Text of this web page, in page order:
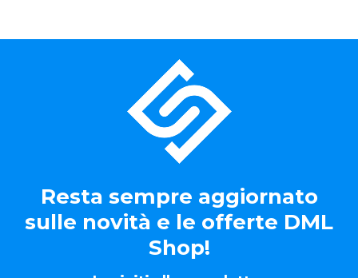
Resta sempre aggiornato
sulle novità e le offerte DML
Shop!